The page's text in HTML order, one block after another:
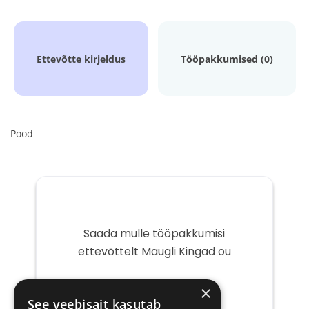
Ettevõtte kirjeldus Tööpakkumised (0)
Pood
Saada mulle tööpakkumisi
ettevõttelt Maugli Kingad ou
post
×
See veebisait kasutab